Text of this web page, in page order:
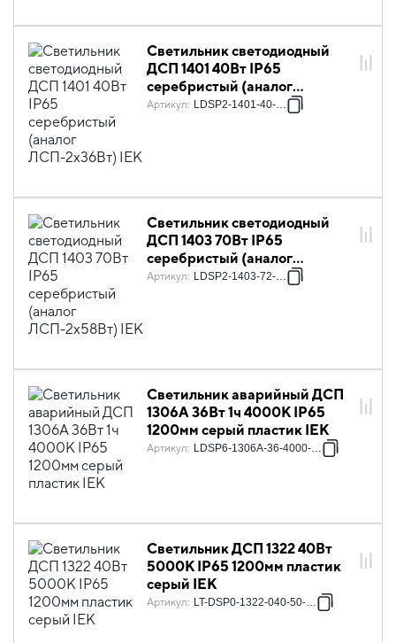
Светильник светодиодный
ДСП 1401 40Вт IP65
серебристый (аналог
ЛСП-2х36Вт) IEK
Артикул: LDSP2-1401-40-K23
Светильник светодиодный
ДСП 1403 70Вт IP65
серебристый (аналог
ЛСП-2х58Вт) IEK
Артикул: LDSP2-1403-72-K23
Светильник аварийный ДСП
1306А 36Вт 1ч 4000К IP65
1200мм серый пластик IEK
Артикул: LDSP6-1306A-36-4000-K01
Светильник ДСП 1322 40Вт
5000К IP65 1200мм пластик
серый IEK
Артикул: LT-DSP0-1322-040-50-K01